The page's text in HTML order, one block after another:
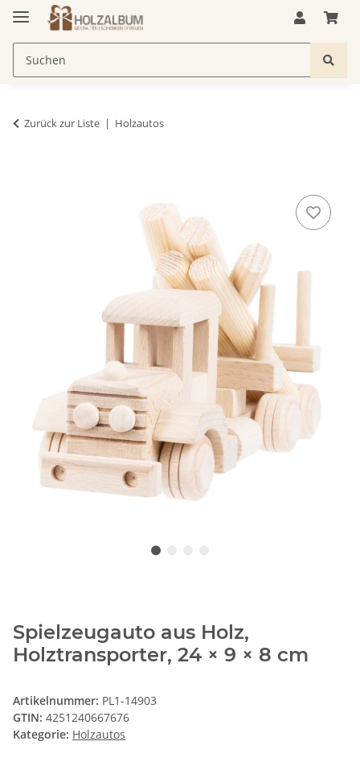
Zurück zur Liste Holzautos
Spielzeugauto aus Holz,
Holztransporter, 24 × 9 × 8 cm
Artikelnummer: PL1-14903
GTIN: 4251240667676
Kategorie: Holzautos